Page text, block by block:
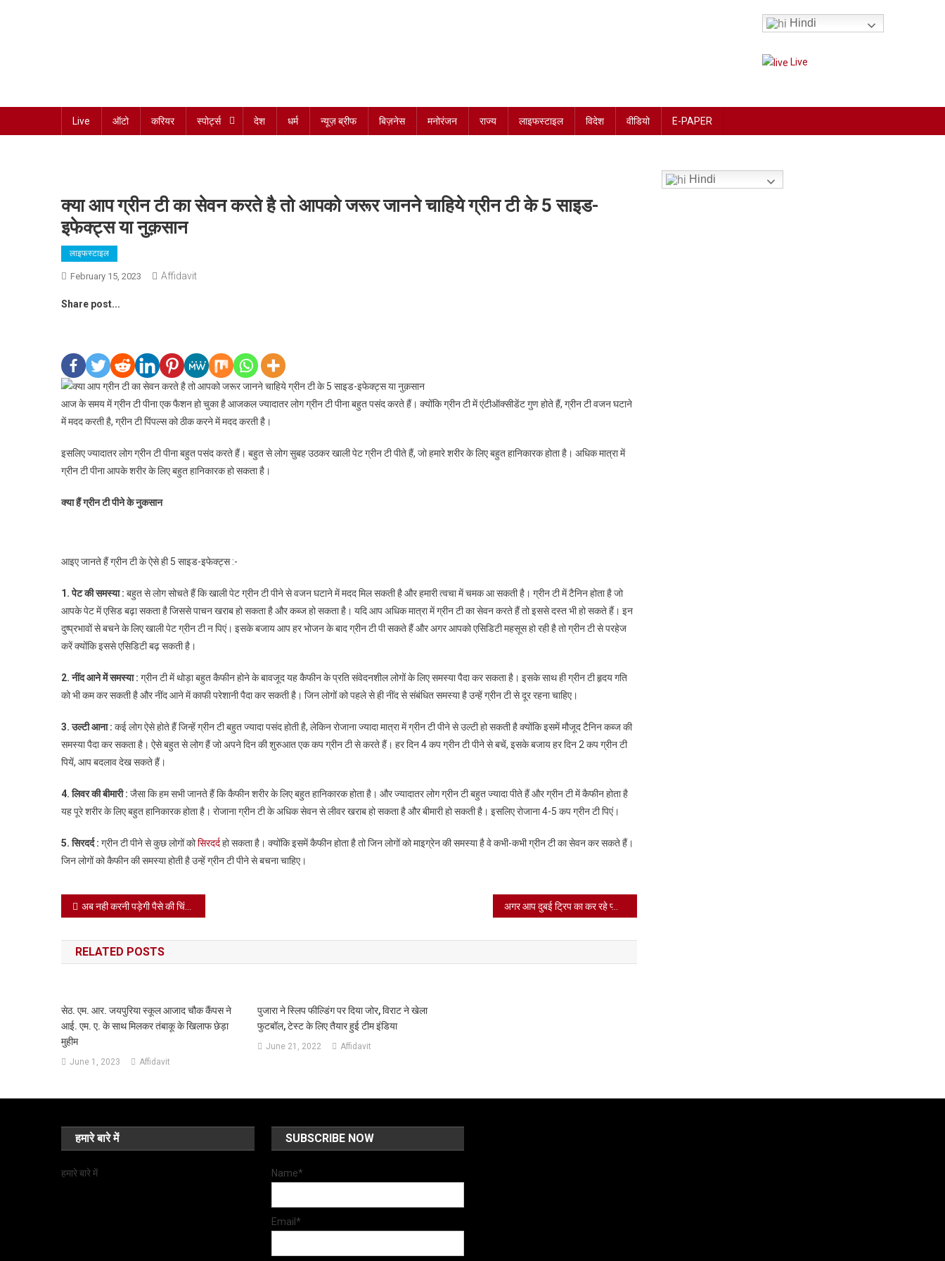
Hindi
Live
Live ऑटो करियर स्पोर्ट्स देश धर्म न्यूज़ ब्रीफ बिज़नेस मनोरंजन राज्य लाइफस्टाइल विदेश वीडियो E-PAPER
क्या आप ग्रीन टी का सेवन करते है तो आपको जरूर जानने चाहिये ग्रीन टी के 5 साइड-
इफेक्ट्स या नुक़सान
लाइफस्टाइल
February 15, 2023 Affidavit
Share post...
आज के समय में ग्रीन टी पीना एक फैशन हो चुका है आजकल ज्यादातर लोग ग्रीन टी पीना बहुत पसंद करते हैं। क्योंकि ग्रीन टी में एंटीऑक्सीडेंट गुण होते हैं, ग्रीन टी वजन घटाने
में मदद करती है, ग्रीन टी पिंपल्स को ठीक करने में मदद करती है।
इसलिए ज्यादातर लोग ग्रीन टी पीना बहुत पसंद करते हैं। बहुत से लोग सुबह उठकर खाली पेट ग्रीन टी पीते हैं, जो हमारे शरीर के लिए बहुत हानिकारक होता है। अधिक मात्रा में
ग्रीन टी पीना आपके शरीर के लिए बहुत हानिकारक हो सकता है।
क्या हैं ग्रीन टी पीने के नुकसान
आइए जानते हैं ग्रीन टी के ऐसे ही 5 साइड-इफेक्ट्स :-
1. पेट की समस्या : बहुत से लोग सोचते हैं कि खाली पेट ग्रीन टी पीने से वजन घटाने में मदद मिल सकती है और हमारी त्वचा में चमक आ सकती है। ग्रीन टी में टैनिन होता है जो
आपके पेट में एसिड बढ़ा सकता है जिससे पाचन खराब हो सकता है और कब्ज हो सकता है। यदि आप अधिक मात्रा में ग्रीन टी का सेवन करते हैं तो इससे दस्त भी हो सकते हैं। इन
दुष्प्रभावों से बचने के लिए खाली पेट ग्रीन टी न पिएं। इसके बजाय आप हर भोजन के बाद ग्रीन टी पी सकते हैं और अगर आपको एसिडिटी महसूस हो रही है तो ग्रीन टी से परहेज
करें क्योंकि इससे एसिडिटी बढ़ सकती है।
2. नींद आने में समस्या : ग्रीन टी में थोड़ा बहुत कैफीन होने के बावजूद यह कैफीन के प्रति संवेदनशील लोगों के लिए समस्या पैदा कर सकता है। इसके साथ ही ग्रीन टी हृदय गति
को भी कम कर सकती है और नींद आने में काफी परेशानी पैदा कर सकती है। जिन लोगों को पहले से ही नींद से संबंधित समस्या है उन्हें ग्रीन टी से दूर रहना चाहिए।
3. उल्टी आना : कई लोग ऐसे होते हैं जिन्हें ग्रीन टी बहुत ज्यादा पसंद होती है, लेकिन रोजाना ज्यादा मात्रा में ग्रीन टी पीने से उल्टी हो सकती है क्योंकि इसमें मौजूद टैनिन कब्ज की
समस्या पैदा कर सकता है। ऐसे बहुत से लोग हैं जो अपने दिन की शुरुआत एक कप ग्रीन टी से करते हैं। हर दिन 4 कप ग्रीन टी पीने से बचें, इसके बजाय हर दिन 2 कप ग्रीन टी
पियें, आप बदलाव देख सकते हैं।
4. लिवर की बीमारी : जैसा कि हम सभी जानते हैं कि कैफीन शरीर के लिए बहुत हानिकारक होता है। और ज्यादातर लोग ग्रीन टी बहुत ज्यादा पीते हैं और ग्रीन टी में कैफीन होता है
यह पूरे शरीर के लिए बहुत हानिकारक होता है। रोजाना ग्रीन टी के अधिक सेवन से लीवर खराब हो सकता है और बीमारी हो सकती है। इसलिए रोजाना 4-5 कप ग्रीन टी पिएं।
5. सिरदर्द : ग्रीन टी पीने से कुछ लोगों कोसिरदर्दहो सकता है। क्योंकि इसमें कैफीन होता है तो जिन लोगों को माइग्रेन की समस्या है वे कभी-कभी ग्रीन टी का सेवन कर सकते हैं।
जिन लोगों को कैफीन की समस्या होती है उन्हें ग्रीन टी पीने से बचना चाहिए।
Post
navigation
अब नही करनी पड़ेगी पैसे की चिंतन, चिंतन से मिलेगी मुक्ति, इस तरह से हर महीने 50,000 रुपए की मदद करेगी सरकार अगर आप दुबई ट्रिप का कर रहे प्लान तो अब आपके लिये भारतीय रेलवे देगी ये सुविधा देर न करें।
RELATED POSTS
सेठ. एम. आर. जयपुरिया स्कूल आजाद चौक कैंपस ने
आई. एम. ए. के साथ मिलकर तंबाकू के खिलाफ छेड़ा
मुहीम
June 1, 2023 Affidavit
पुजारा ने स्लिप फील्डिंग पर दिया जोर, विराट ने खेला
फुटबॉल, टेस्ट के लिए तैयार हुई टीम इंडिया
June 21, 2022 Affidavit
Hindi
हमारे बारे में
हमारे बारे में
SUBSCRIBE NOW
Name*
Email*